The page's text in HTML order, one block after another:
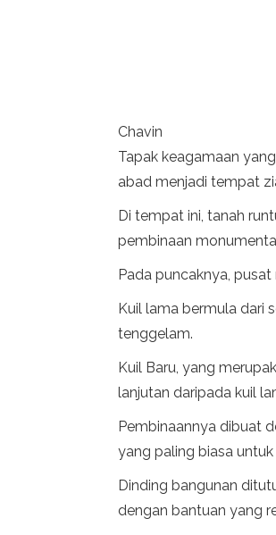
Chavin
Tapak keagamaan
abad menjadi tempat
Di tempat ini, tanah
pembinaan
Pada puncaknya,
Kuil lama bermula dari
tenggelam.
Kuil Baru, yang
lanjutan daripada kuil
Pembinaannya dibuat
yang paling biasa untuk
Dinding bangunan
dengan bantuan yang